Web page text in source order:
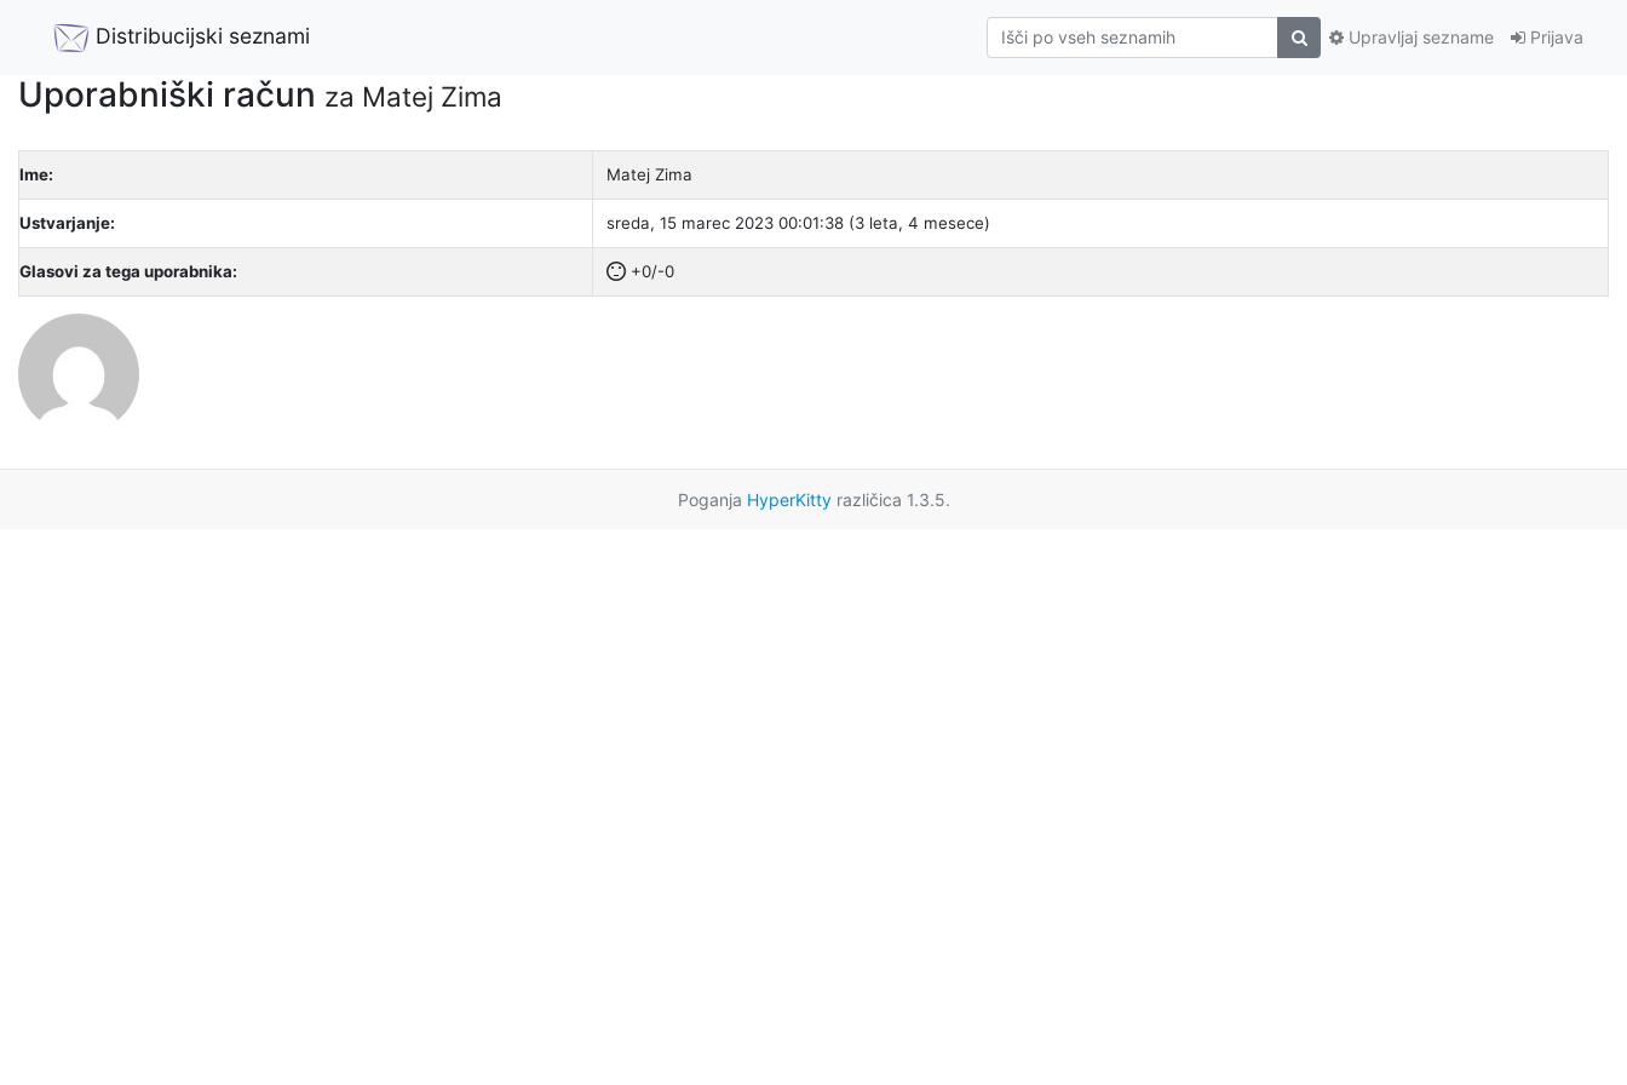
Distribucijski seznami Prijava
Upravljaj sezname
Uporabniški račun za Matej Zima
Ime: Matej Zima
Ustvarjanje: sreda, 15 marec 2023 00:01:38 (3 leta, 4 mesece)
Glasovi za tega uporabnika: +0/-0
Poganja HyperKittyrazličica 1.3.5.